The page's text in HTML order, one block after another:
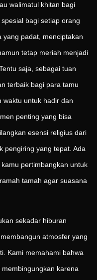
walimatul khitan bagi
bagi setiap orang
yang padat, menciptakan
tetap meriah menjadi
saja, sebagai tuan
terbaik bagi para tamu
waktu untuk hadir dan
penting yang bisa
esensi religius dari
pengiring yang tepat. Ada
pertimbangkan untuk
tamah agar suasana
sekadar hiburan
atmosfer yang
Kami memahami bahwa
karena